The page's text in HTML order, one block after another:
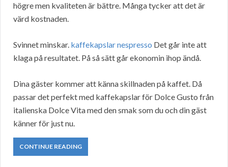
högre men kvaliteten är bättre. Många tycker att det är
värd kostnaden.
Svinnet minskar. kaffekapslar nespresso Det går inte att
klaga på resultatet. På så sätt går ekonomin ihop ändå.
Dina gäster kommer att känna skillnaden på kaffet. Då
passar det perfekt med kaffekapslar för Dolce Gusto från
italienska Dolce Vita med den smak som du och din gäst
känner för just nu.
CONTINUE READING